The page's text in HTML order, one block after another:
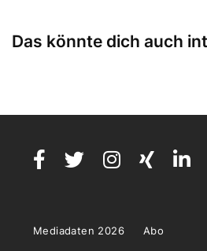
Das könnte dich auch
Mediadaten 2026 Abo